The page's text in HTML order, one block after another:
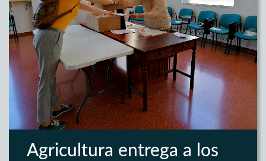
Agricultura entrega a los